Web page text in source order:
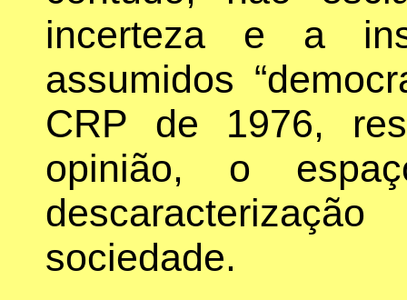
incerteza e a
assumidos
CRP de 1976,
opinião, o
sociedade.